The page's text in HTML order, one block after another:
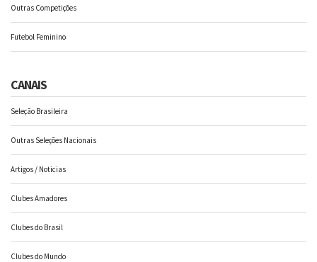
Outras Competições
Futebol Feminino
CANAIS
Seleção Brasileira
Outras Seleções Nacionais
Artigos / Noticias
Clubes Amadores
Clubes do Brasil
Clubes do Mundo